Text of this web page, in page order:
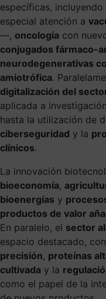
específicas, incluyendo
especial atención a
—, oncología con
conjugados fármaco-
neurodegenerativas
amiotrófica.
digitalización del
aplicada a
hasta la utilización de
ciberseguridad y la
clínicos.
La innovación
bioeconomía,
bioenergías y
productos de valor
En paralelo, el sector
espacio destacado,
precisión, proteínas
cultivada y la
como el papel de la